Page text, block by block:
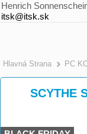
Henrich
itsk@itsk.sk
Hlavná Strana PC
SCYTHE